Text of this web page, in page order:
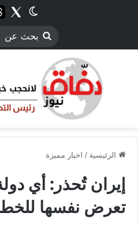
الوضع
بحث
الرئيسية / اخبار مميزة
إيران تُحذر: أي
تعرض نفسها